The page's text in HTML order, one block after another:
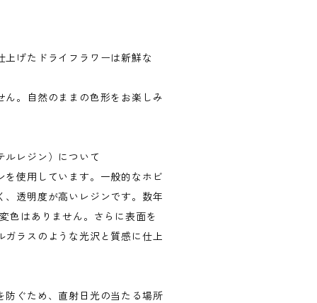
げたドライフラワーは新鮮な
ん。自然のままの色形をお楽しみ
レジン）について
を使用しています。一般的なホビ
、透明度が高いレジンです。数年
色はありません。さらに表面を
ガラスのような光沢と質感に仕上
ぐため、直射日光の当たる場所